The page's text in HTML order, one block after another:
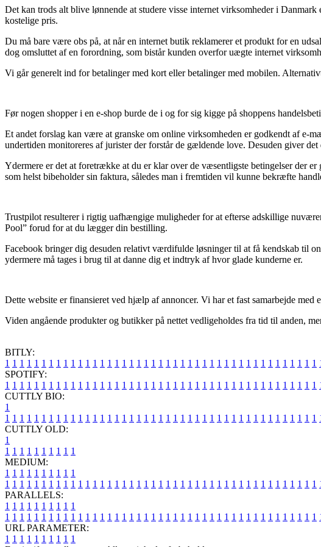
Det kan trods alt blive lønnende at studere visse internet virksomheder i
kostelige pris.
Du må bare være obs på, at når en internet butik reklamerer et produkt for en
dog omsluttet af en forordning, som bistår kunden overfor uægte internet
Vi går generelt ind for betalinger med kort eller betalinger med mobilen.
Før nogen shopper i en e-shop burde de i og for sig kigge på shoppens
Et andet forslag kan være at granske om online virksomheden er godkendt af e-
undertiden monitoreres af jurister der forstår de gældende love. Desuden giver
Ydermere er det at foretrække at du er klar over de væsentligste betingelser der
som helst bibeholder sin faktura, således man i fremtiden vil kunne bekræfte
Trustpilot resulterer i rigtig uafhængige muligheder for at efterse adskillige
Pool” forud for at du lægger din bestilling.
Facebook bringer dig desuden relativt værdifulde løsninger til at få kendskab til
ydermere må tages i brug til at danne dig et indtryk af hvor glade kunderne er.
Dette website er finansieret ved hjælp af annoncer. Vi har et fast samarbejde
Viden angående produkter og butikker på nettet vedligeholdes fra tid til anden,
BITLY:
1 1 1 1 1 1 1 1 1 1 1 1 1 1 1 1 1 1 1 1 1 1 1 1 1 1 1 1 1 1 1 1 1 1 1 1 1 1 1 1 1 1 1
SPOTIFY:
1 1 1 1 1 1 1 1 1 1 1 1 1 1 1 1 1 1 1 1 1 1 1 1 1 1 1 1 1 1 1 1 1 1 1 1 1 1 1 1 1 1 1
CUTTLY BIO:
1
1 1 1 1 1 1 1 1 1 1 1 1 1 1 1 1 1 1 1 1 1 1 1 1 1 1 1 1 1 1 1 1 1 1 1 1 1 1 1 1 1 1 1
CUTTLY OLD:
1
1 1 1 1 1 1 1 1 1 1
MEDIUM:
1 1 1 1 1 1 1 1 1 1
1 1 1 1 1 1 1 1 1 1 1 1 1 1 1 1 1 1 1 1 1 1 1 1 1 1 1 1 1 1 1 1 1 1 1 1 1 1 1 1 1 1 1
PARALLELS:
1 1 1 1 1 1 1 1 1 1
1 1 1 1 1 1 1 1 1 1 1 1 1 1 1 1 1 1 1 1 1 1 1 1 1 1 1 1 1 1 1 1 1 1 1 1 1 1 1 1 1 1 1
URL PARAMETER:
1 1 1 1 1 1 1 1 1 1